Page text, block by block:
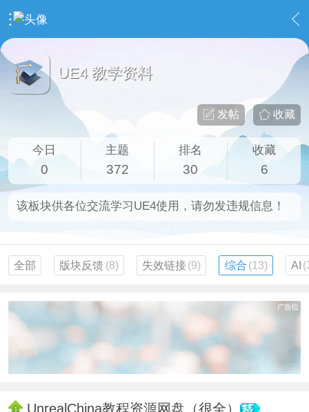
UnrealEngine 4 专区 › UE4 教学资料
UE4 教学资料
收藏
发帖
今日
0
主题
372
排名
30
收藏
6
该板块供各位交流学习UE4使用，请勿发违规信息！
全部 版块反馈 (8) 失效链接(9) 综合 (13) AI
UnrealChina教程资源网盘（很全）